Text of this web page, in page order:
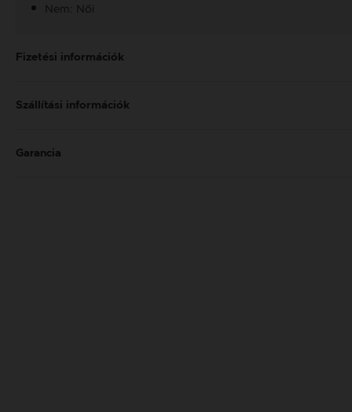
Nem: Női
Fizetési információk
Szállítási információk
Garancia